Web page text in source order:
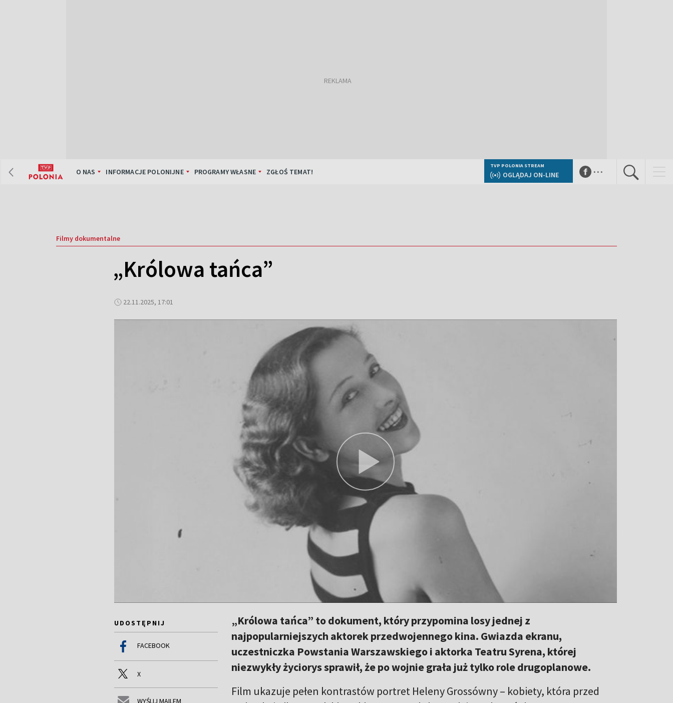
O NAS INFORMACJE POLONIJNE PROGRAMY WŁASNE ZGŁOŚ TEMAT!
TVP POLONIA STREAM
OGLĄDAJ ON-LINE ...
Filmy dokumentalne
„Królowa tańca”
22.11.2025, 17:01
UDOSTĘPNIJ
FACEBOOK
X
WYŚLIJ MAILEM
„Królowa tańca” to dokument, który przypomina losy jednej z
najpopularniejszych aktorek przedwojennego kina. Gwiazda ekranu,
uczestniczka Powstania Warszawskiego i aktorka Teatru Syrena, której
niezwykły życiorys sprawił, że po wojnie grała już tylko role drugoplanowe.
Film ukazuje pełen kontrastów portret Heleny Grossówny – kobiety, która przed